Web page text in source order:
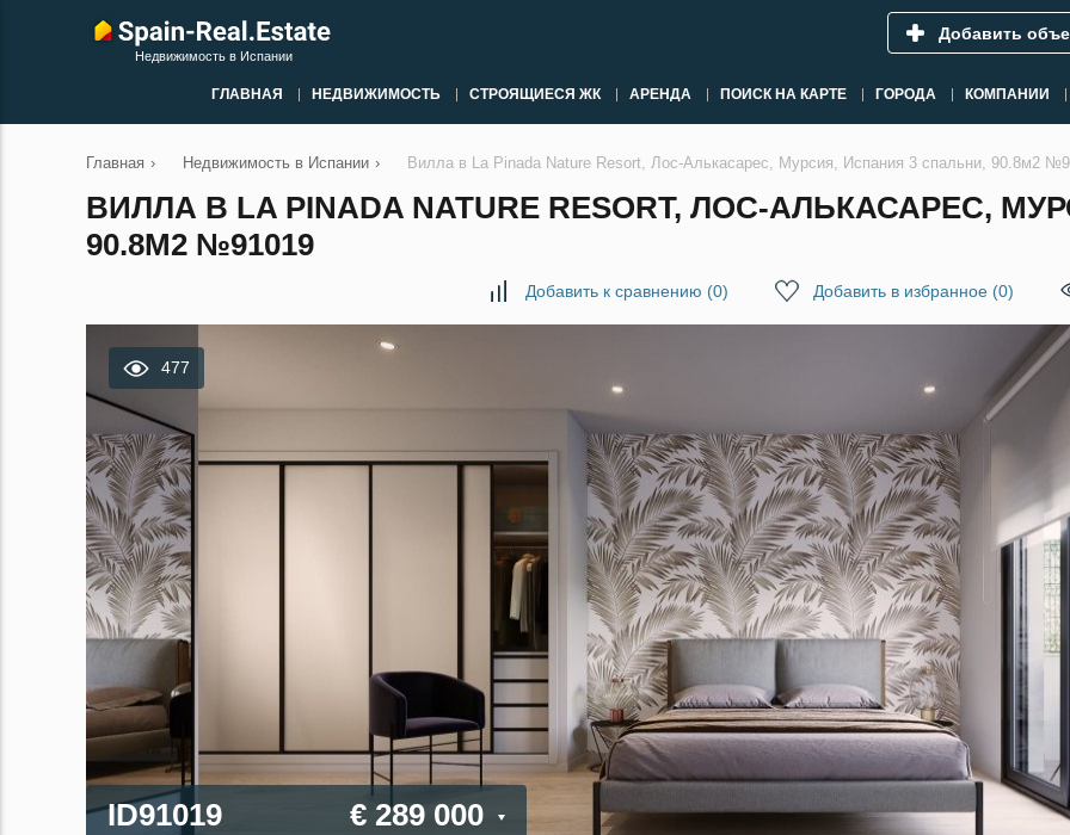
Недвижимость в Испании
Добавить
ГЛАВНАЯ НЕДВИЖИМОСТЬ СТРОЯЩИЕСЯ ЖК АРЕНДА ПОИСК НА КАРТЕ ГОРОДА КОМПАНИИ
Главная › Недвижимость в Испании › Вилла в La Pinada Nature Resort, Лос-Алькасарес, Мурсия, Испания 3 спальни, 90.8м2
ВИЛЛА В LA PINADA NATURE RESORT, ЛОС-АЛЬКАСАРЕС,
90.8М2 №91019
Добавить к сравнению (0) Добавить в избранное (0)
477
ID91019 € 289 000